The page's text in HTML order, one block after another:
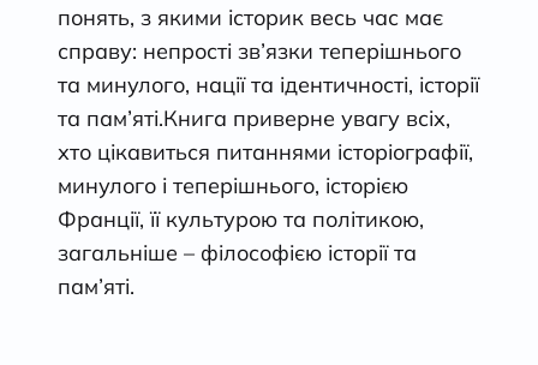
понять, з якими історик весь час має
справу: непрості зв’язки теперішнього
та минулого, нації та ідентичності, історії
та пам’яті.Книга приверне увагу всіх,
хто цікавиться питаннями історіографії,
минулого і теперішнього, історією
Франції, її культурою та політикою,
загальніше – філософією історії та
пам’яті.